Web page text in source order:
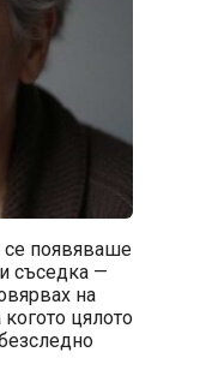
появяваше
съседка —
на
цялото